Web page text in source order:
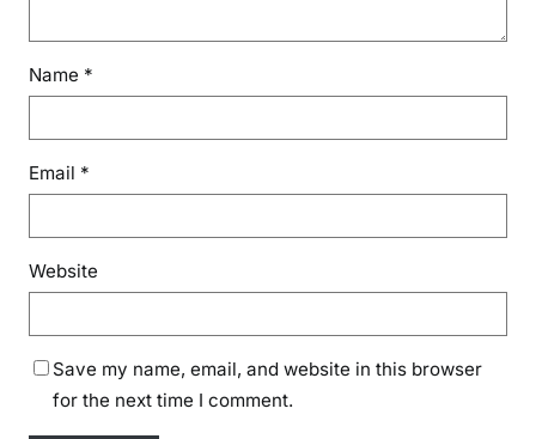
Name *
Email *
Website
Save my name, email, and website in this browser
for the next time I comment.